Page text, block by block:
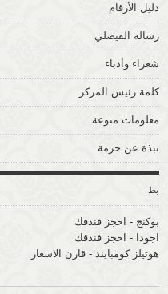
دليل الأرقام
رسالة الفيصلي
شعراء وأدباء
كلمة رئيس المركز
معلومات منوعة
نبذة عن حرمة
بوكنج - احجز فندقك
اجودا - احجز فندقك
هوتيلز كومبايند - قارن الاسعار